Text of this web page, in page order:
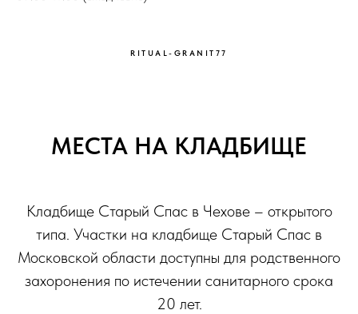
RITUAL-GRANIT77
МЕСТА НА КЛАДБИЩЕ
Кладбище Старый Спас в Чехове – открытого
типа. Участки на кладбище Старый Спас в
Московской области доступны для родственного
захоронения по истечении санитарного срока
20 лет.